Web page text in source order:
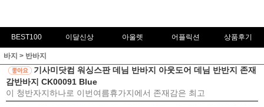
BEST100 이달신상 아울렛 어플릭션 상품후기
바지 > 반바지
기사미닷컴 워싱스판 데님 반바지 아웃도어 데님 반반지 존재
감반바지 CK00091 Blue
이 청반자지하나로 이번여름휴가지에서 존재감은 최고